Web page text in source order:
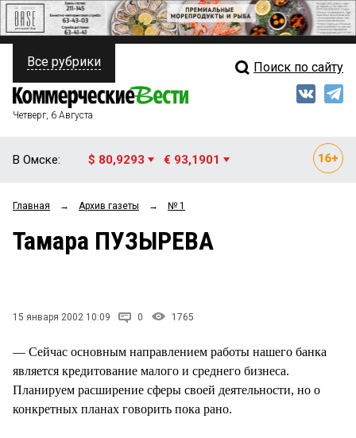
ПОЛИТИКА
ФИНАНСЫ
ОБЩЕСТВО
ЗАКОН
ПРОИСШЕСТВИЯ
СТИЛЬ ЖИЗНИ
Свежий выпуск
Рейтинги
Все рубрики Поиск по сайту
Четверг, 6 Августа
В Омске: $ 80,9293 € 93,1901
Главная → Архив газеты → № 1
Тамара ПУЗЫРЕВА
15 января 2002 10:09 0 1765
— Сейчас основным направлением работы нашего банка
является кредитование малого и среднего бизнеса.
Планируем расширение сферы своей деятельности, но о
конкретных планах говорить пока рано.